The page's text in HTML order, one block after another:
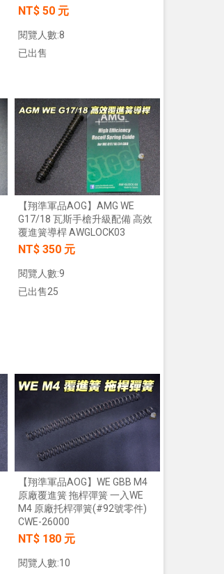
NT$ 50 元
閱覽人數:8
已出售
【翔準軍品AOG】AMG WE
G17/18 瓦斯手槍升級配備 高效
覆進簧導桿 AWGLOCK03
NT$ 350 元
閱覽人數:9
已出售25
【翔準軍品AOG】WE GBB M4
原廠覆進簧 拖桿彈簧 一入WE
M4 原廠托桿彈簧(#92號零件)
CWE-26000
NT$ 180 元
閱覽人數:10